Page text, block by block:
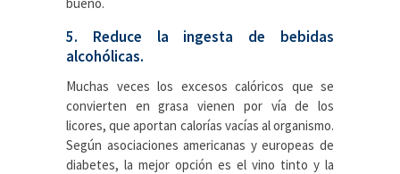
5. Reduce la ingesta de bebidas
alcohólicas.
Muchas veces los excesos calóricos que se
convierten en grasa vienen por vía de los
licores, que aportan calorías vacías al organismo.
Según asociaciones americanas y europeas de
diabetes, la mejor opción es el vino tinto y la